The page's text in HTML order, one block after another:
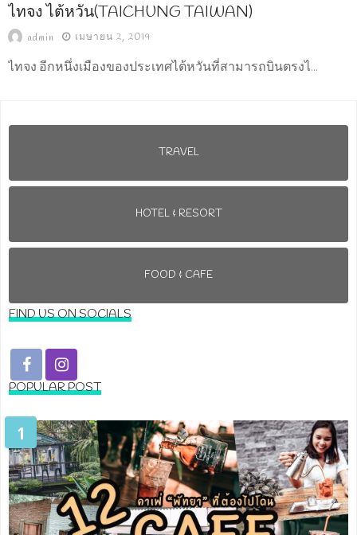
ไทจง ไต้หวัน(TAICHUNG TAIWAN)
admin เมษายน 2, 2019
ไทจง อีกหนึ่งเมืองของประเทศไต้หวันที่สามารถบินตรงไ...
TRAVEL
HOTEL & RESORT
FOOD & CAFE
FIND US ON SOCIALS
POPULAR POST
1